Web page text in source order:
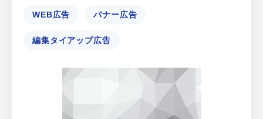
WEB広告 バナー広告
編集タイアップ広告